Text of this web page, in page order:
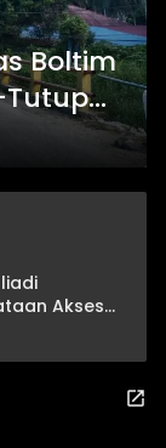
Boltim
Tutup
Akses
Anak Sulut